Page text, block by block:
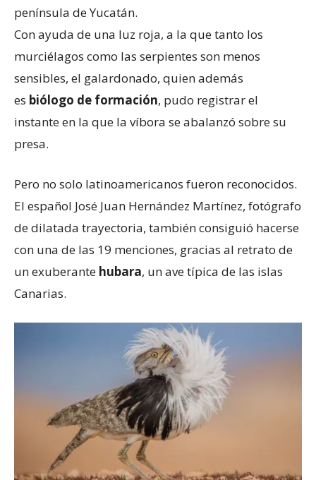
península de Yucatán.
Con ayuda de una luz roja, a la que tanto los
murciélagos como las serpientes son menos
sensibles, el galardonado, quien además
es biólogo de formación, pudo registrar el
instante en la que la víbora se abalanzó sobre su
presa.
Pero no solo latinoamericanos fueron reconocidos.
El español José Juan Hernández Martínez, fotógrafo
de dilatada trayectoria, también consiguió hacerse
con una de las 19 menciones, gracias al retrato de
un exuberante hubara, un ave típica de las islas
Canarias.